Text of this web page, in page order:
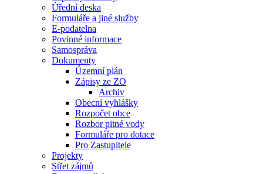
Úřední deska
Formuláře a jiné služby
E-podatelna
Povinné informace
Samospráva
Dokumenty
Územní plán
Zápisy ze ZO
Archiv
Obecní vyhlášky
Rozpočet obce
Rozbor pitné vody
Formuláře pro dotace
Pro Zastupitele
Projekty
Střet zájmů